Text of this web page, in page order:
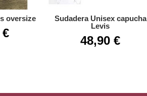
oversize
€
Sudadera Unisex capucha
Levis
48,90 €